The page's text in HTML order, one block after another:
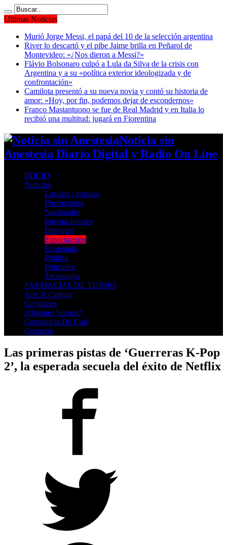
Ultimas Noticias
Murió Jorge Messi, el papá del 10 de la selección argentina
River lo descartó y el pibe Jaime brilla en Peñarol de
Montevideo: «¿Nos dieron a Messi?»
Flávio Bolsonaro culpó a Lula da Silva de la crisis con
Argentina y a su «política exterior ideologizada y de
confrontación»
Camilota presentó a su nueva novia y contó su historia de
amor: «Hoy, por fin, podemos dejar de escondernos»
Franco Mastantuono se fue de Real Madrid y en Italia lo
recibió una multitud: jugará en Fiorentina
Noticia sin
Anestesia Diario Digital y Radio On Line
INICIO
Noticias
Locales / zonales
Provinciales
Nacionales
Internacionales
Deportes
Espectaculos
Economia
Politica
Policiales
Tecnologia
FARMACIAS DE TURNO
Arte & Cultura
Gremiales
¿Quienes Somos?
Constancia De Cuil
Contacto
Las primeras pistas de ‘Guerreras K-Pop
2’, la esperada secuela del éxito de Netflix